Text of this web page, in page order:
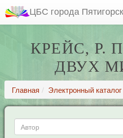
ЦБС города
КРЕЙС, Р.
ДВУХ
Главная Электронный каталог